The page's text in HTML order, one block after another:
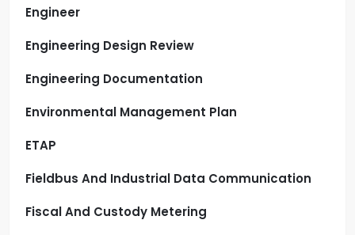
Engineer
Engineering Design Review
Engineering Documentation
Environmental Management Plan
ETAP
Fieldbus And Industrial Data Communication
Fiscal And Custody Metering